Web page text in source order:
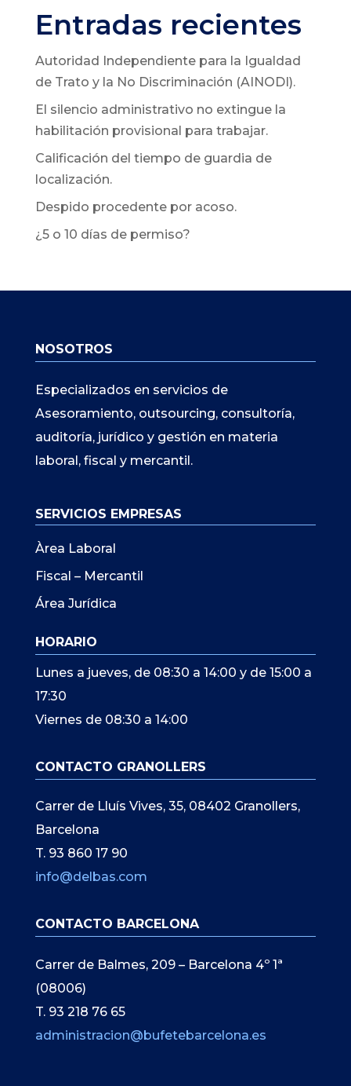
Entradas recientes
Autoridad Independiente para la Igualdad
de Trato y la No Discriminación (AINODI).
El silencio administrativo no extingue la
habilitación provisional para trabajar.
Calificación del tiempo de guardia de
localización.
Despido procedente por acoso.
¿5 o 10 días de permiso?
NOSOTROS
Especializados en servicios de
Asesoramiento, outsourcing, consultoría,
auditoría, jurídico y gestión en materia
laboral, fiscal y mercantil.
SERVICIOS EMPRESAS
Àrea Laboral
Fiscal – Mercantil
Área Jurídica
HORARIO
Lunes a jueves, de 08:30 a 14:00 y de 15:00 a
17:30
Viernes de 08:30 a 14:00
CONTACTO GRANOLLERS
Carrer de Lluís Vives, 35, 08402 Granollers,
Barcelona
T. 93 860 17 90
info@delbas.com
CONTACTO BARCELONA
Carrer de Balmes, 209 – Barcelona 4º 1ª
(08006)
T. 93 218 76 65
administracion@bufetebarcelona.es